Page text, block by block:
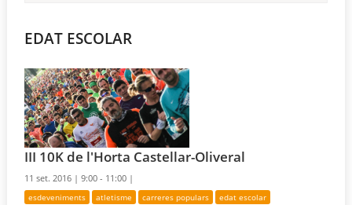
EDAT ESCOLAR
III 10K de l'Horta Castellar-Oliveral
11 set. 2016 |9:00 - 11:00 |
esdeveniments atletisme carreres populars
edat escolar